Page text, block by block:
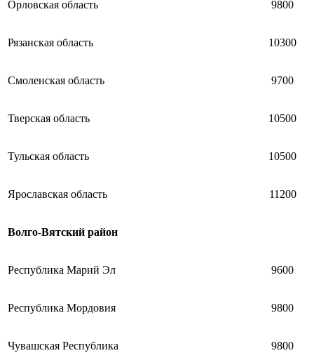
Орловская область 9800
Рязанская область 10300
Смоленская область 9700
Тверская область 10500
Тульская область 10500
Ярославская область 11200
Волго-Вятский район
Республика Марий Эл 9600
Республика Мордовия 9800
Чувашская Республика 9800